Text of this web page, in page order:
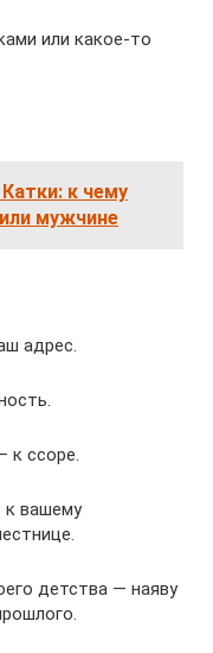
или какое-то
к чему
мужчине
адрес.
к ссоре.
вашему
детства — наяву